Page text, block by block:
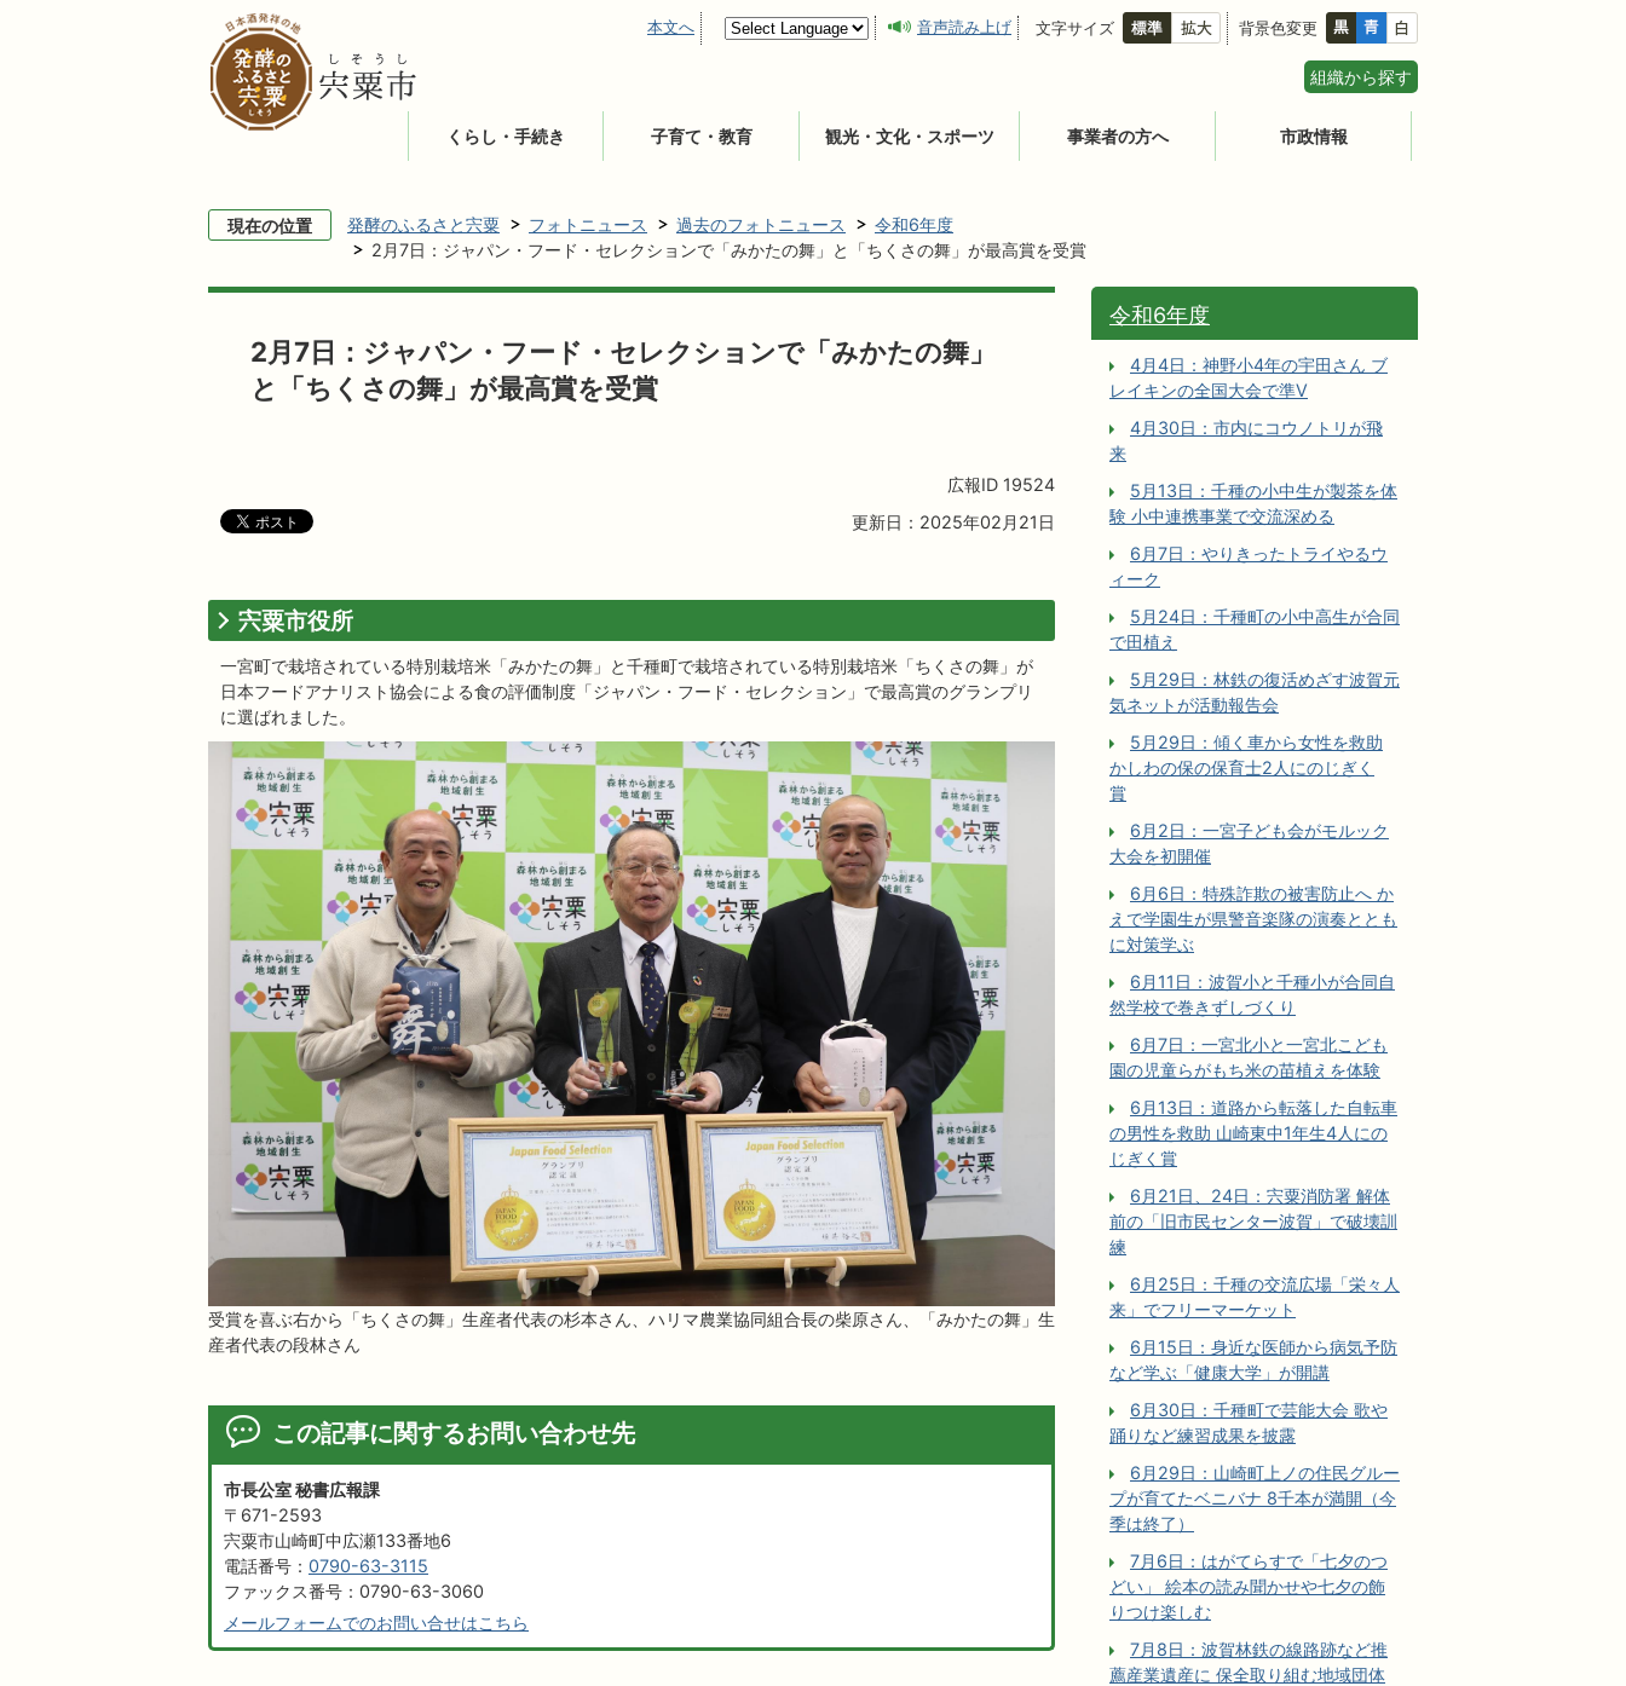
本文へ 音声読み上げ 文字サイズ 背景色変更
組織から探す
くらし・手続き 子育て・教育 観光・文化・スポーツ 事業者の方へ 市政情報
現在の位置 発酵のふるさと宍粟 フォトニュース 過去のフォトニュース
令和6年度
2月7日：ジャパン・フード・セレクションで「みかたの舞」と「ちくさの舞」が最高賞を受賞
2月7日：ジャパン・フード・セレクションで「みかたの舞」
と「ちくさの舞」が最高賞を受賞
広報ID 19524
更新日：2025年02月21日
宍粟市役所
一宮町で栽培されている特別栽培米「みかたの舞」と千種町で栽培されている特別栽培米「ちくさの舞」が
日本フードアナリスト協会による食の評価制度「ジャパン・フード・セレクション」で最高賞のグランプリ
に選ばれました。
受賞を喜ぶ右から「ちくさの舞」生産者代表の杉本さん、ハリマ農業協同組合長の柴原さん、「みかたの舞」生
産者代表の段林さん
この記事に関するお問い合わせ先
市長公室 秘書広報課
〒671-2593
宍粟市山崎町中広瀬133番地6
電話番号： 0790-63-3115
ファックス番号：0790-63-3060
メールフォームでのお問い合せはこちら
令和6年度
4月4日：神野小4年の宇田さん ブ
レイキンの全国大会で準V
4月30日：市内にコウノトリが飛
来
5月13日：千種の小中生が製茶を体
験 小中連携事業で交流深める
6月7日：やりきったトライやるウ
ィーク
5月24日：千種町の小中高生が合同
で田植え
5月29日：林鉄の復活めざす波賀元
気ネットが活動報告会
5月29日：傾く車から女性を救助
かしわの保の保育士2人にのじぎく
賞
6月2日：一宮子ども会がモルック
大会を初開催
6月6日：特殊詐欺の被害防止へ か
えで学園生が県警音楽隊の演奏ととも
に対策学ぶ
6月11日：波賀小と千種小が合同自
然学校で巻きずしづくり
6月7日：一宮北小と一宮北こども
園の児童らがもち米の苗植えを体験
6月13日：道路から転落した自転車
の男性を救助 山崎東中1年生4人にの
じぎく賞
6月21日、24日：宍粟消防署 解体
前の「旧市民センター波賀」で破壊訓
練
6月25日：千種の交流広場「栄々人
来」でフリーマーケット
6月15日：身近な医師から病気予防
など学ぶ「健康大学」が開講
6月30日：千種町で芸能大会 歌や
踊りなど練習成果を披露
6月29日：山崎町上ノの住民グルー
プが育てたベニバナ 8千本が満開（今
季は終了）
7月6日：はがてらすで「七夕のつ
どい」 絵本の読み聞かせや七夕の飾
りつけ楽しむ
7月8日：波賀林鉄の線路跡など推
薦産業遺産に 保全取り組む地域団体